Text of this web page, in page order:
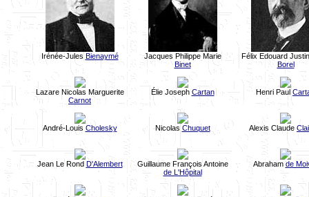
Irénée-Jules Bienaymé
Jacques Philippe Marie
Binet
Félix Edouard
Borel
Lazare Nicolas Marguerite
Carnot
Élie Joseph Cartan Henri Paul
André-Louis Cholesky Nicolas Chuquet Alexis Claude
Jean Le Rond D'Alembert
Guillaume François Antoine
de L'Hôpital
Abraham de